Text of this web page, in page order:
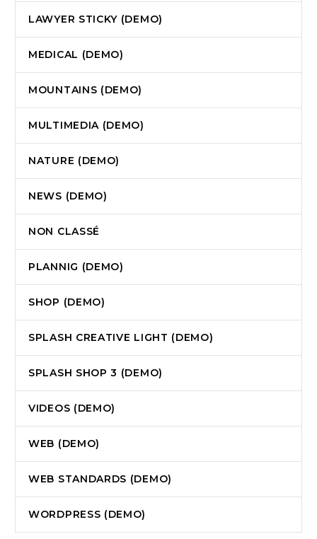
LAWYER STICKY (DEMO)
MEDICAL (DEMO)
MOUNTAINS (DEMO)
MULTIMEDIA (DEMO)
NATURE (DEMO)
NEWS (DEMO)
NON CLASSÉ
PLANNIG (DEMO)
SHOP (DEMO)
SPLASH CREATIVE LIGHT (DEMO)
SPLASH SHOP 3 (DEMO)
VIDEOS (DEMO)
WEB (DEMO)
WEB STANDARDS (DEMO)
WORDPRESS (DEMO)